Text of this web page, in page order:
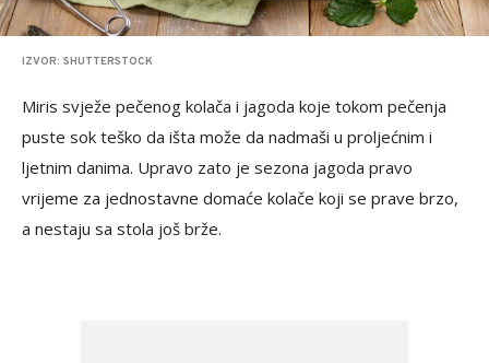
IZVOR: SHUTTERSTOCK
Miris svježe pečenog kolača i jagoda koje tokom pečenja
puste sok teško da išta može da nadmaši u proljećnim i
ljetnim danima. Upravo zato je sezona jagoda pravo
vrijeme za jednostavne domaće kolače koji se prave brzo,
a nestaju sa stola još brže.